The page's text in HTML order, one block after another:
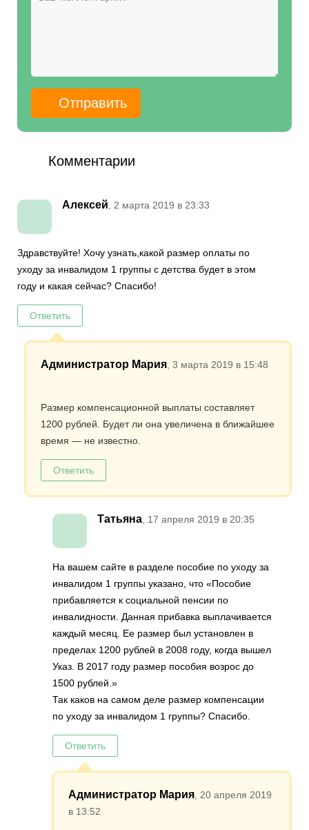
Комментарии
Алексей, 2 марта 2019 в 23:33
Здравствуйте! Хочу узнать,какой размер оплаты по
уходу за инвалидом 1 группы с детства будет в этом
году и какая сейчас? Спасибо!
Ответить
Администратор Мария, 3 марта 2019 в 15:48
Размер компенсационной выплаты составляет
1200 рублей. Будет ли она увеличена в ближайшее
время — не известно.
Ответить
Татьяна, 17 апреля 2019 в 20:35
На вашем сайте в разделе пособие по уходу за
инвалидом 1 группы указано, что «Пособие
прибавляется к социальной пенсии по
инвалидности. Данная прибавка выплачивается
каждый месяц. Ее размер был установлен в
пределах 1200 рублей в 2008 году, когда вышел
Указ. В 2017 году размер пособия возрос до
1500 рублей.»
Так каков на самом деле размер компенсации
по уходу за инвалидом 1 группы? Спасибо.
Ответить
Администратор Мария, 20 апреля 2019
в 13:52